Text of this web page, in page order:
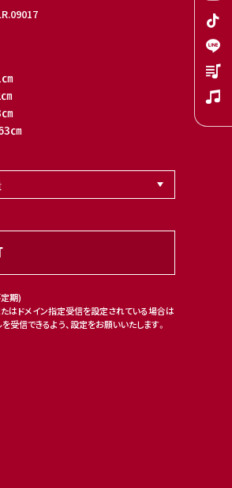
㎝
期)
はドメイン指定受信を設定されている場合は
信できるよう、設定をお願いいたします。